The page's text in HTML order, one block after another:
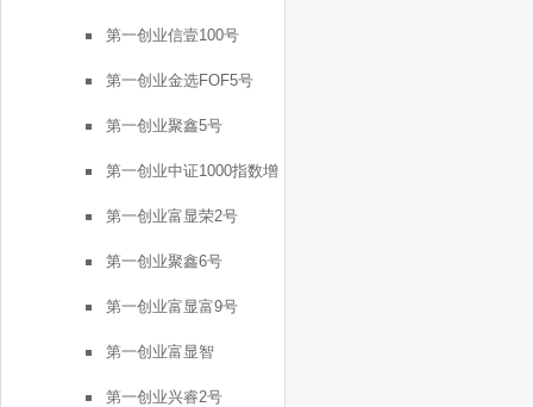
号
第一创业信壹100号
第一创业金选FOF5号
第一创业聚鑫5号
第一创业中证1000指数增
强FOF1号
第一创业富显荣2号
第一创业聚鑫6号
第一创业富显富9号
第一创业富显智
第一创业兴睿2号